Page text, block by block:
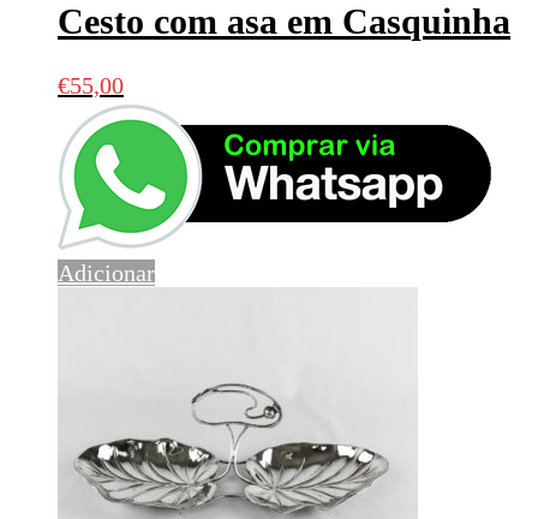
Cesto com asa em Casquinha
€55,00
Adicionar